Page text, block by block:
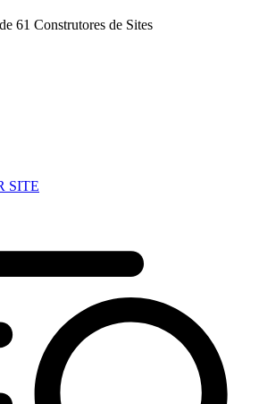
61 Construtores de Sites
SITE